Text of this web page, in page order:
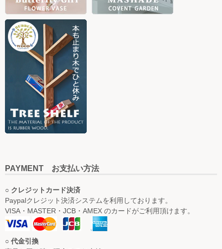
PAYMENT お支払い方法
○ クレジットカード決済
Paypalクレジット決済システムを利用しております。
VISA・MASTER・JCB・AMEX のカードがご利用頂けます。
○ 代金引換